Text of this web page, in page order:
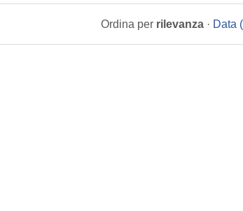
Ordina per rilevanza · Data